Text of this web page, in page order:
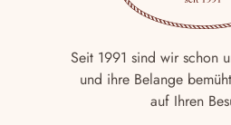
Seit 1991 sind wir schon
und ihre Belange
auf Ihren